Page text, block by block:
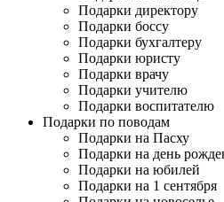
Подарки директору
Подарки боссу
Подарки бухгалтеру
Подарки юристу
Подарки врачу
Подарки учителю
Подарки воспитателю
Подарки по поводам
Подарки на Пасху
Подарки на день
Подарки на юбилей
Подарки на 1 сентября